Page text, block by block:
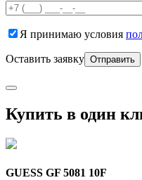
Я принимаю условия
Оставить заявку
Купить в один
GUESS GF 5081 10F